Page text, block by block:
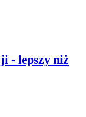
- lepszy niż